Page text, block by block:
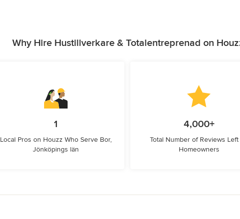
Why Hire Hustillverkare & Totalentreprenad on
1
Local Pros on Houzz Who Serve Bor,
Jönköpings län
4,000+
Total Number of Reviews
Homeowners